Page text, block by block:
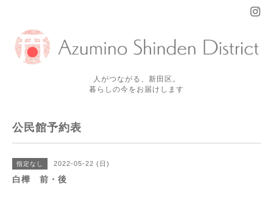
人がつながる、新田区。
暮らしの今をお届けします
公民館予約表
指定なし 2022-05-22 (日)
白樺 前・後